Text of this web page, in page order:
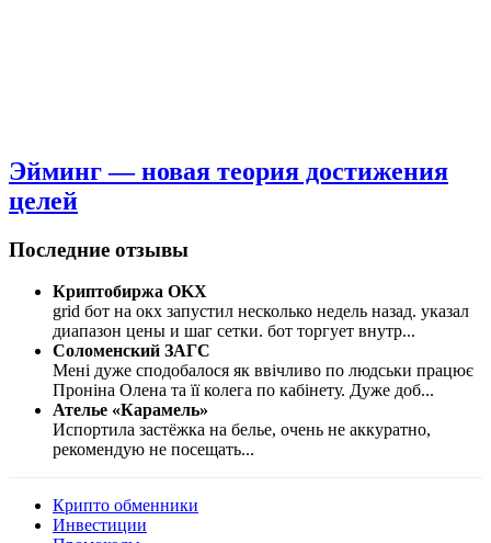
Эйминг — новая теория достижения
целей
Последние отзывы
Криптобиржа OKX
grid бот на окх запустил несколько недель назад. указал
диапазон цены и шаг сетки. бот торгует внутр...
Соломенский ЗАГС
Мені дуже сподобалося як ввічливо по людськи працює
Проніна Олена та її колега по кабінету. Дуже доб...
Ателье «Карамель»
Испортила застёжка на белье, очень не аккуратно,
рекомендую не посещать...
Крипто обменники
Инвестиции